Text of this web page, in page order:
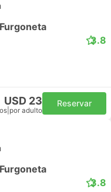
3.8
USD 23
por adulto
Reservar
3.8